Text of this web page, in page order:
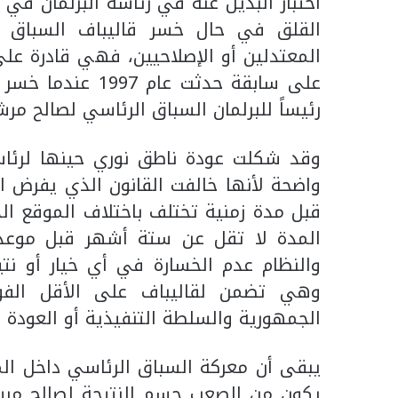
القلق في حال خسر قاليباف
المعتدلين أو الإصلاحيين، فهي قادرة
على سابقة
رئيساً للبرلمان السباق الرئاسي لصالح
وقد شكلت عودة ناطق نوري حينها
واضحة لأنها خالفت القانون الذي
قبل مدة زمنية تختلف باختلاف الموقع
المدة لا تقل عن ستة أشهر قبل موعد
والنظام عدم الخسارة في أي خيار أو
وهي تضمن لقاليباف على الأقل
الجمهورية والسلطة التنفيذية أو
يبقى أن معركة السباق الرئاسي